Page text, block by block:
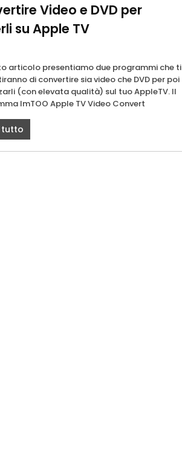
Video e DVD per
su Apple TV
articolo presentiamo due programmi che ti
di convertire sia video che DVD per poi
(con elevata qualità) sul tuo AppleTV. Il
ImTOO Apple TV Video Convert
tutto